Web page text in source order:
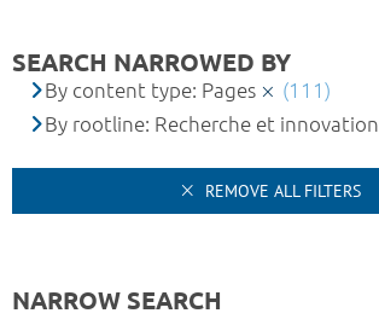
SEARCH NARROWED BY
By content type: Pages
(111)
By rootline: Recherche et innovation
REMOVE ALL FILTERS
NARROW SEARCH